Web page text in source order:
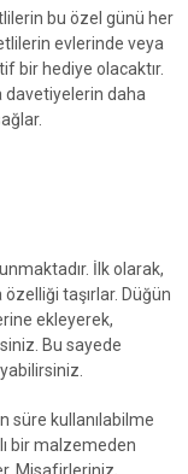
bu özel günü her
evlerinde veya
bir hediye olacaktır.
davetiyelerin daha
İlk olarak,
taşırlar. Düğün
ekleyerek,
Bu sayede
süre kullanılabilme
bir malzemeden